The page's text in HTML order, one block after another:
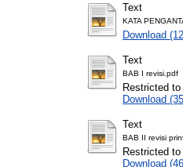
Text
KATA
Download
Text
BAB I revisi.pdf
Restricted
Download
Text
BAB II revisi
Restricted
Download